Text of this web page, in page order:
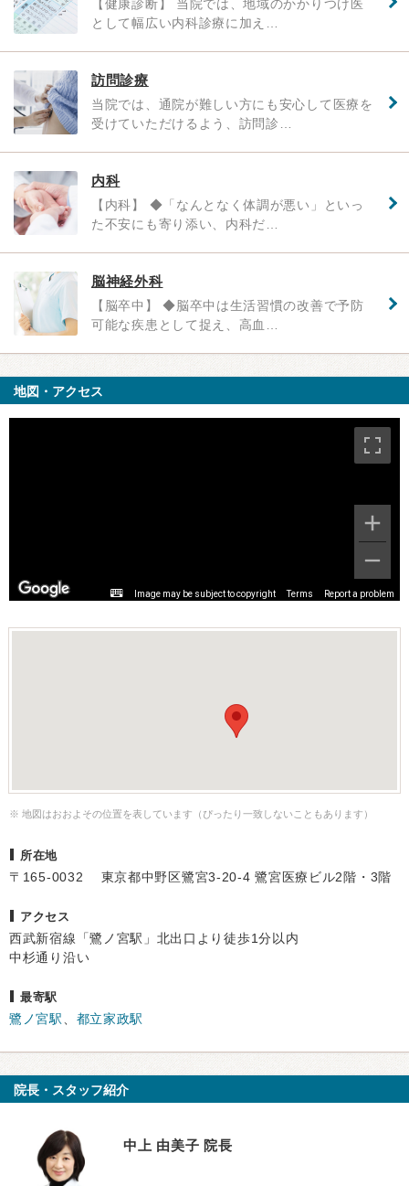
【健康診断】 当院では、地域のかかりつけ医
として幅広い内科診療に加え…
訪問診療
当院では、通院が難しい方にも安心して医療を
受けていただけるよう、訪問診…
内科
【内科】 ◆「なんとなく体調が悪い」といっ
た不安にも寄り添い、内科だ…
脳神経外科
【脳卒中】 ◆脳卒中は生活習慣の改善で予防
可能な疾患として捉え、高血…
地図・アクセス
Image may be subject to copyright Terms Report a problem
※ 地図はおおよその位置を表しています（ぴったり一致しないこともあります）
所在地
〒165-0032 東京都中野区鷺宮3-20-4 鷺宮医療ビル2階・3階
アクセス
西武新宿線「鷺ノ宮駅」北出口より徒歩1分以内
中杉通り沿い
最寄駅
鷺ノ宮駅 都立家政駅
院長・スタッフ紹介
中上 由美子 院長